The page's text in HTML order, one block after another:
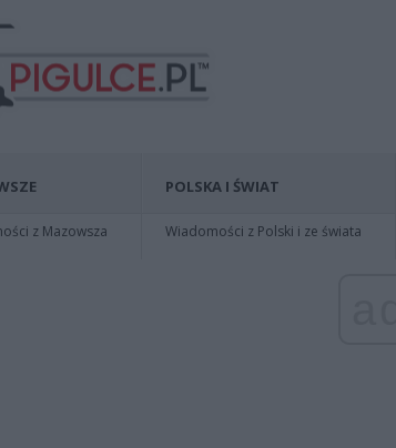
z Mazowsza
POLSKA I ŚWIAT
Wiadomości z Polski i ze świata